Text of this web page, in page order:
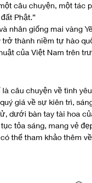
câu chuyện, một tác
Phật.”
nhân giống mai vàng
thành niềm tự hào
của Việt Nam trên
câu chuyện về tình
giá về sự kiên trì,
dưới bàn tay tài hoa
tỏa sáng, mang vẻ
thể tham khảo thêm về